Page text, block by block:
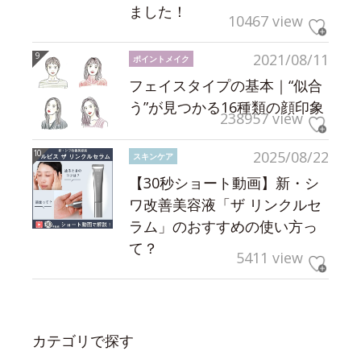
ました！
10467 view
2021/08/11
ポイントメイク
フェイスタイプの基本｜“似合
う”が見つかる16種類の顔印象
238957 view
2025/08/22
スキンケア
【30秒ショート動画】新・シ
ワ改善美容液「ザ リンクルセ
ラム」のおすすめの使い方っ
て？
5411 view
カテゴリで探す